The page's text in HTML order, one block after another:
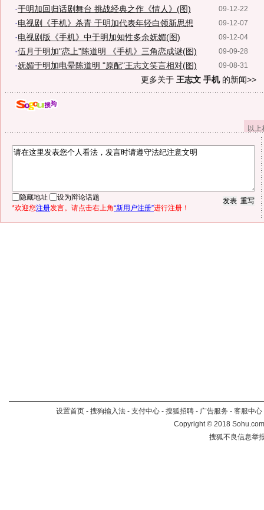
09-12-22
·于明加回归话剧舞台 挑战经典之作《情人》(图)
09-12-07
·电视剧《手机》杀青 于明加代表年轻白领新思想
09-12-04
·电视剧版《手机》中于明加知性多余妩媚(图)
09-09-28
·伍月于明加"恋上"陈道明 《手机》三角恋成谜(图)
09-08-31
·妩媚于明加电晕陈道明 "原配"王志文笑言相对(图)
更多关于 王志文 手机的新闻>>
以
隐藏地址
设为辩论话题
*欢迎您注册发言。请点击右上角“新用户注册”进行注册！
设置首页 - 搜狗输入法 - 支付中心 - 搜狐招聘 - 广告服务 - 客服中心
Copyright©2018
搜狐不良信息举